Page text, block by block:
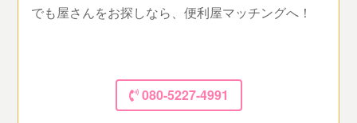
でも屋さんをお探しなら、便利屋マッチングへ！
080-5227-4991